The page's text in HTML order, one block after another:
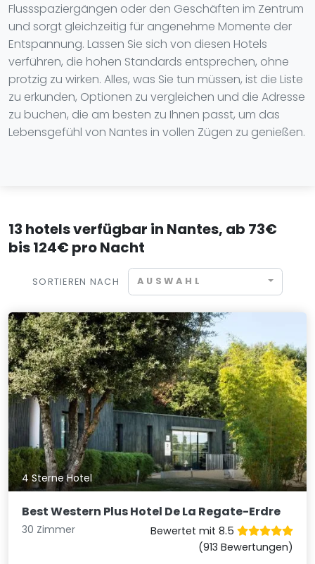
Flussspaziergängen oder den Geschäften im Zentrum
und sorgt gleichzeitig für angenehme Momente der
Entspannung. Lassen Sie sich von diesen Hotels
verführen, die hohen Standards entsprechen, ohne
protzig zu wirken. Alles, was Sie tun müssen, ist die Liste
zu erkunden, Optionen zu vergleichen und die Adresse
zu buchen, die am besten zu Ihnen passt, um das
Lebensgefühl von Nantes in vollen Zügen zu genießen.
13 hotels verfügbar in Nantes, ab 73€
bis 124€ pro Nacht
SORTIEREN NACH AUSWAHL
4 Sterne Hotel
Best Western Plus Hotel De La Regate-Erdre
30 Zimmer
Bewertet mit 8.5
(913 Bewertungen)